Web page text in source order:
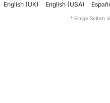
English (UK) English (USA)
* Einige Seiten